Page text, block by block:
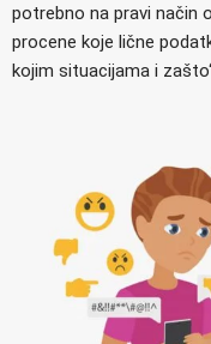
potrebno na pravi način
procene koje lične
kojim situacijama i